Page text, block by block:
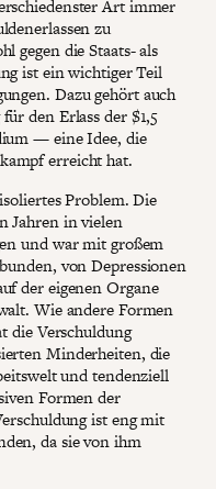
Art immer
zu
gegen die Staats- als
ist ein wichtiger Teil
Dazu gehört auch
den Erlass der $1,5
— eine Idee, die
erreicht hat.
Problem. Die
Jahren in vielen
und war mit großem
von Depressionen
der eigenen Organe
Wie andere Formen
die Verschuldung
Minderheiten, die
und tendenziell
Formen der
ist eng mit
da sie von ihm